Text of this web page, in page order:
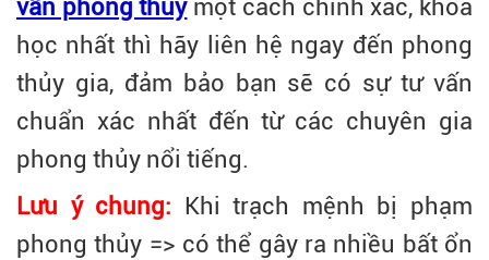
vấn phong thủymột cách chính xác, khoa
học nhất thì hãy liên hệ ngay đến phong
thủy gia, đảm bảo bạn sẽ có sự tư vấn
chuẩn xác nhất đến từ các chuyên gia
phong thủy nổi tiếng.
Lưu ý chung: Khi trạch mệnh bị phạm
phong thủy => có thể gây ra nhiều bất ổn